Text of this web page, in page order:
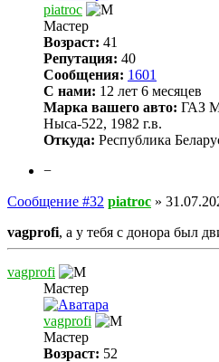
piatroc
Мастер
Возраст: 41
Репутация: 40
Сообщения: 1601
С нами: 12 лет 6 месяцев
Марка вашего авто: ГАЗ
Ныса-522, 1982 г.в.
Откуда: Республика
−
Сообщение #32 piatroc »
vagprofi, а у тебя с донора был
vagprofi
Мастер
vagprofi
Мастер
Возраст: 52